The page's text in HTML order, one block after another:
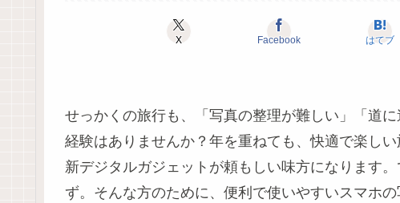
X Facebook はてブ
せっかくの旅行も、「写真の整理が難しい」「道
経験はありませんか？年を重ねても、快適で楽し
新デジタルガジェットが頼もしい味方になります
ず。そんな方のために、便利で使いやすいスマホ